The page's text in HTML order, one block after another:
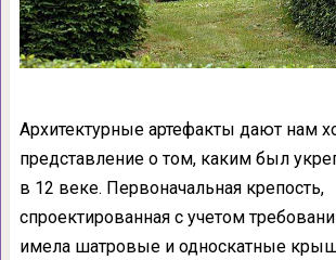
Архитектурные артефакты дают нам
представление о том, каким был
в 12 веке. Первоначальная крепость,
спроектированная с учетом
имела шатровые и односкатные